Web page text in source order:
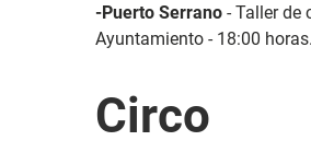
-Puerto Serrano - Taller de
Ayuntamiento - 18:00 horas.
Circo